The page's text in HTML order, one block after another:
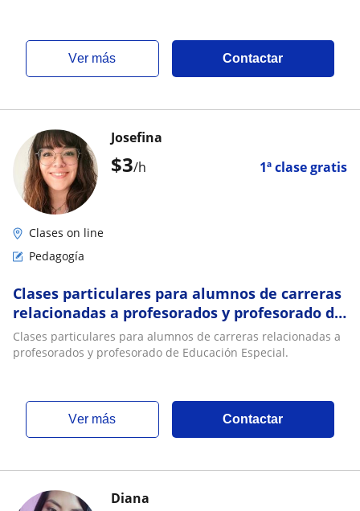
ver más Contactar
$3/h 1ª clase gratis
Josefina
Clases on line
Pedagogía
Clases particulares para alumnos de carreras
relacionadas a profesorados y profesorado de
Educación Especial
Clases particulares para alumnos de carreras relacionadas a
profesorados y profesorado de Educación Especial.
ver más Contactar
Diana